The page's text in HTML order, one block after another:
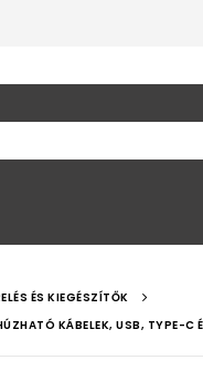
ÉS KIEGÉSZÍTŐK
KÁBELEK, USB, TYPE-C